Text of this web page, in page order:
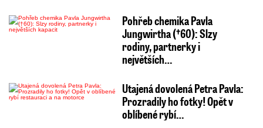
Pohřeb chemika Pavla
Jungwirtha (†60): Slzy
rodiny, partnerky i
největších…
Utajená dovolená Petra Pavla:
Prozradily ho fotky! Opět v
oblíbené rybí…